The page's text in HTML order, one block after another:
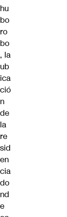
hu
bo
ro
bo
, la
ub
ica
ció
n
de
la
re
sid
en
cia
do
nd
e